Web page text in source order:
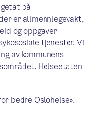
på
er allmennlegevakt,
og oppgaver
tjenester. Vi
av kommunens
Helseetaten
bedre Oslohelse».